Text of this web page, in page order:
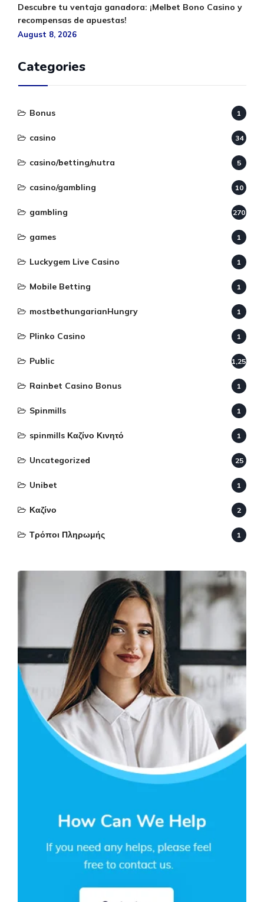
Descubre tu ventaja ganadora: ¡Melbet Bono Casino y
recompensas de apuestas!
August 8, 2026
Categories
Bonus 1
casino 34
casino/betting/nutra 5
casino/gambling 10
gambling 270
games 1
Luckygem Live Casino 1
Mobile Betting 1
mostbethungarianHungry 1
Plinko Casino 1
Public 1,255
Rainbet Casino Bonus 1
Spinmills 1
spinmills Καζίνο Κινητό 1
Uncategorized 25
Unibet 1
Καζίνο 2
Τρόποι Πληρωμής 1